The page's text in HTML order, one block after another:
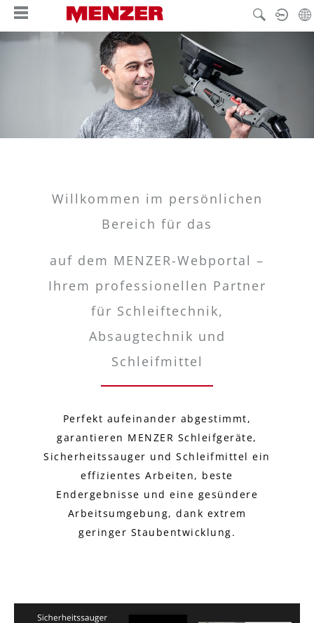
content
Willkommen im persönlichen
Bereich für das
auf dem MENZER-Webportal –
Ihrem professionellen Partner
für Schleiftechnik,
Absaugtechnik und
Schleifmittel
Perfekt aufeinander abgestimmt,
garantieren MENZER Schleifgeräte,
Sicherheitssauger und Schleifmittel ein
effizientes Arbeiten, beste
Endergebnisse und eine gesündere
Arbeitsumgebung, dank extrem
geringer Staubentwicklung.